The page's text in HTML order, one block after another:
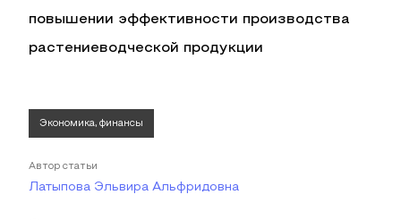
повышении эффективности производства
растениеводческой продукции
Экономика, финансы
Автор статьи
Латыпова Эльвира Альфридовна